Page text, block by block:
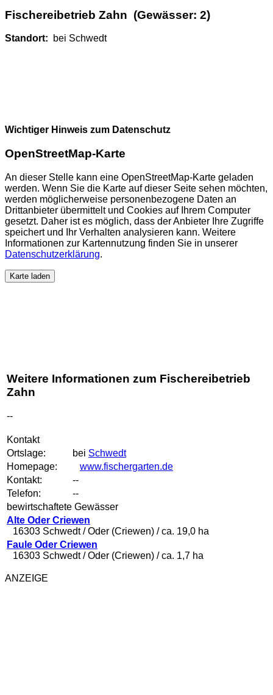
Fischereibetrieb Zahn (Gewässer: 2)
Standort: bei Schwedt
Wichtiger Hinweis zum Datenschutz
OpenStreetMap-Karte
An dieser Stelle kann eine OpenStreetMap-Karte geladen
werden. Wenn Sie die Karte auf dieser Seite sehen möchten,
werden möglicherweise personenbezogene Daten an
Drittanbieter übermittelt und Cookies auf Ihrem Computer
gesetzt. Daher ist es möglich, dass der Anbieter Ihre Zugriffe
speichert und Ihr Verhalten analysieren kann. Weitere
Informationen zur Kartennutzung finden Sie in unserer
Datenschutzerklärung.
Karte laden
Weitere Informationen zum Fischereibetrieb
Zahn
--
Kontakt
Ortslage:
bei Schwedt
Homepage:
www.fischergarten.de
Kontakt:
--
Telefon:
--
bewirtschaftete Gewässer
Alte Oder Criewen
16303 Schwedt / Oder (Criewen) / ca. 19,0 ha
Faule Oder Criewen
16303 Schwedt / Oder (Criewen) / ca. 1,7 ha
ANZEIGE